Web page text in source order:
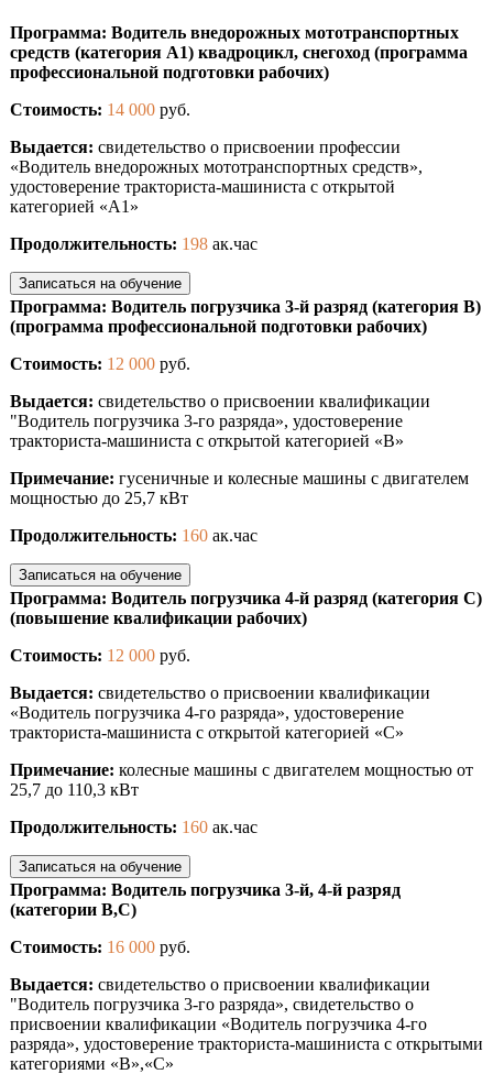
Программа: Водитель внедорожных мототранспортных
средств (категория А1) квадроцикл, снегоход (программа
профессиональной подготовки рабочих)
Стоимость: 14 000 руб.
Выдается: свидетельство о присвоении профессии
«Водитель внедорожных мототранспортных средств»,
удостоверение тракториста-машиниста с открытой
категорией «А1»
Продолжительность: 198 ак.час
Записаться на обучение
Программа: Водитель погрузчика 3-й разряд (категория В)
(программа профессиональной подготовки рабочих)
Стоимость: 12 000 руб.
Выдается: свидетельство о присвоении квалификации
"Водитель погрузчика 3-го разряда», удостоверение
тракториста-машиниста с открытой категорией «B»
Примечание: гусеничные и колесные машины с двигателем
мощностью до 25,7 кВт
Продолжительность: 160 ак.час
Записаться на обучение
Программа: Водитель погрузчика 4-й разряд (категория С)
(повышение квалификации рабочих)
Стоимость: 12 000 руб.
Выдается: свидетельство о присвоении квалификации
«Водитель погрузчика 4-го разряда», удостоверение
тракториста-машиниста с открытой категорией «С»
Примечание: колесные машины с двигателем мощностью от
25,7 до 110,3 кВт
Продолжительность: 160 ак.час
Записаться на обучение
Программа: Водитель погрузчика 3-й, 4-й разряд
(категории В,С)
Стоимость: 16 000 руб.
Выдается: свидетельство о присвоении квалификации
"Водитель погрузчика 3-го разряда», свидетельство о
присвоении квалификации «Водитель погрузчика 4-го
разряда», удостоверение тракториста-машиниста с открытыми
категориями «B»,«С»